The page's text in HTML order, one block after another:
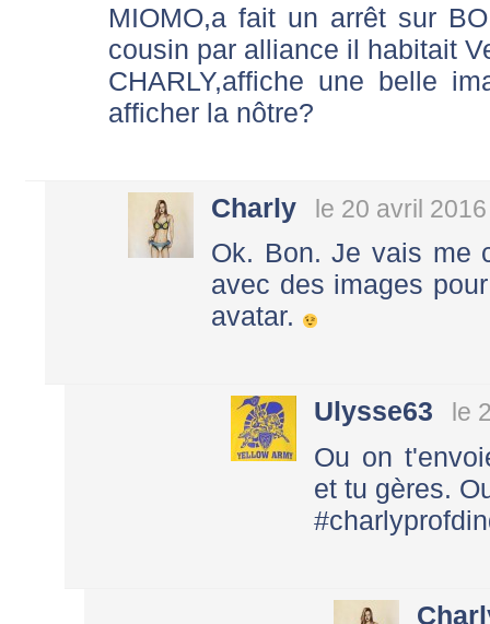
MIOMO,a fait un arrêt sur
cousin par alliance il habitait
CHARLY,affiche une belle
afficher la nôtre?
Charly le 20 avril
Ok. Bon. Je vais me
avec des images
avatar.
Ulysse63 le
Ou on
et tu gères.